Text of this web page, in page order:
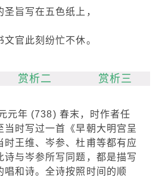
旨写在五色纸上，
官此刻纷忙不休。
赏析二 赏析三
元年 (738) 春末，时作者任
当时写过一首《早朝大明宫呈
时王维、岑参、杜甫等都有应
诗与岑参所写同题，都是描写
唱和诗。全诗按照时间的顺